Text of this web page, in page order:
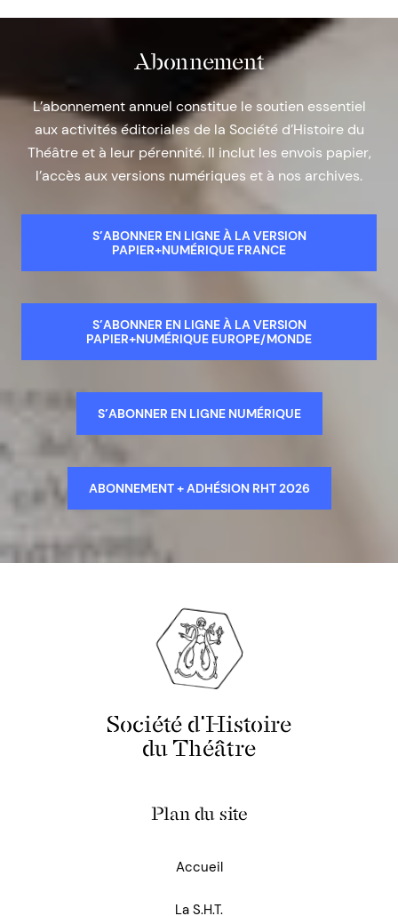
Abonnement
L’abonnement annuel constitue le soutien essentiel
aux activités éditoriales de la Société d’Histoire du
Théâtre et à leur pérennité. Il inclut les envois papier,
l’accès aux versions numériques et à nos archives.
S’ABONNER EN LIGNE À LA VERSION
PAPIER+NUMÉRIQUE FRANCE
S’ABONNER EN LIGNE À LA VERSION
PAPIER+NUMÉRIQUE EUROPE/MONDE
S’ABONNER EN LIGNE NUMÉRIQUE
ABONNEMENT + ADHÉSION RHT 2026
Société d'Histoire
du Théâtre
Plan du site
Accueil
La S.H.T.